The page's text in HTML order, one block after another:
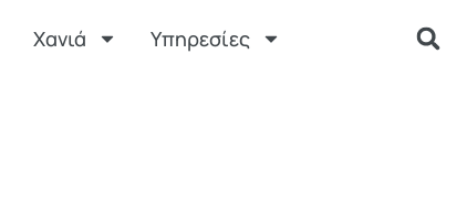
Χανιά Υπηρεσίες